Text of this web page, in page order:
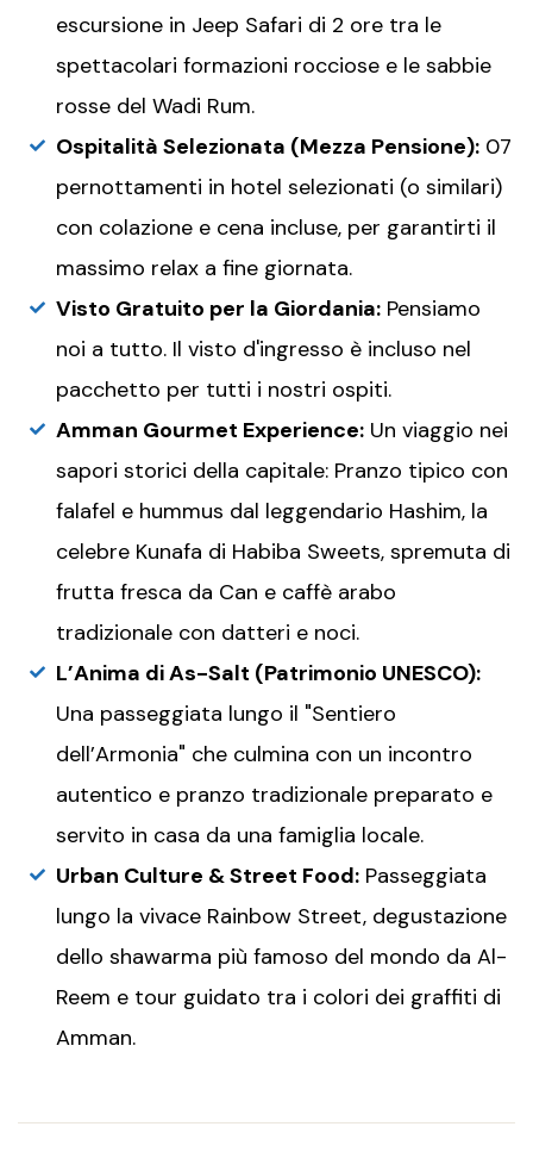
escursione in Jeep Safari di 2 ore tra le
spettacolari formazioni rocciose e le sabbie
rosse del Wadi Rum.
Ospitalità Selezionata (Mezza Pensione): 07
pernottamenti in hotel selezionati (o similari)
con colazione e cena incluse, per garantirti il
massimo relax a fine giornata.
Visto Gratuito per la Giordania: Pensiamo
noi a tutto. Il visto d'ingresso è incluso nel
pacchetto per tutti i nostri ospiti.
Amman Gourmet Experience: Un viaggio nei
sapori storici della capitale: Pranzo tipico con
falafel e hummus dal leggendario Hashim, la
celebre Kunafa di Habiba Sweets, spremuta di
frutta fresca da Can e caffè arabo
tradizionale con datteri e noci.
L’Anima di As-Salt (Patrimonio UNESCO):
Una passeggiata lungo il "Sentiero
dell’Armonia" che culmina con un incontro
autentico e pranzo tradizionale preparato e
servito in casa da una famiglia locale.
Urban Culture & Street Food: Passeggiata
lungo la vivace Rainbow Street, degustazione
dello shawarma più famoso del mondo da Al-
Reem e tour guidato tra i colori dei graffiti di
Amman.